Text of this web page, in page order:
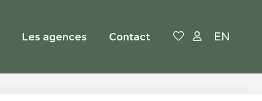
Les agences Contact EN